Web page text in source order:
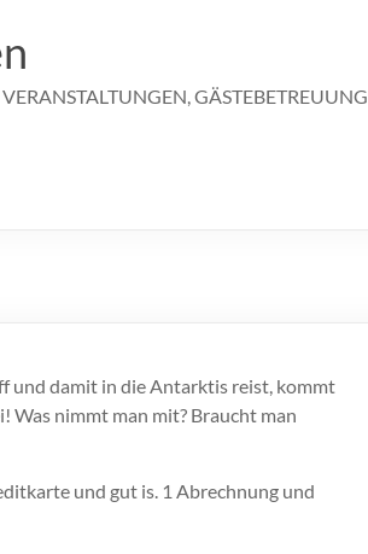
GÄSTEBETREUUNG
und damit in die Antarktis reist, kommt
Was nimmt man mit? Braucht man
und gut is. 1 Abrechnung und